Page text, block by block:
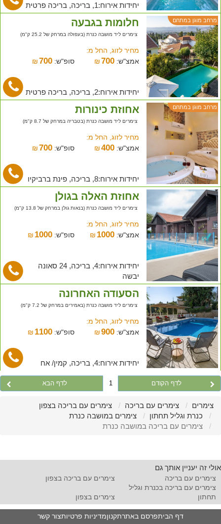
יחידות אירוח:1, בריכה, בריכה פרטית
מרחב מוגן במתחם חלומות בגבעה
צימרים ליד מושבה כנרת (בעפולה במרחק של 25.2 ק"מ)
מחיר לזוג, החל מ:
אמצ"ש:
₪700 סופ"ש: ₪ 700
יחידות אירוח:2, בריכה, בריכה פרטית
מרחב מוגן במתחם אחוזת כינורות
צימרים ליד מושבה כנרת (בטבריה במרחק של 8.7 ק"מ)
מחיר לזוג, החל מ:
אמצ"ש:
₪400 סופ"ש: ₪ 700
יחידות אירוח:8, בריכה, פינת ברביקיו
אחוזת האלה בגולן
צימרים ליד מושבה כנרת (בנאות גולן במרחק של 13.8 ק"מ)
מחיר לזוג, החל מ:
אמצ"ש:
₪ 1000 סופ"ש: ₪ 1000
יחידות אירוח:4, בריכה, 24 סאונה
יבשה
הסעודה האחרונה
צימרים ליד מושבה כנרת (באמירים במרחק של 7.2 ק"מ)
מחיר לזוג, החל מ:
אמצ"ש:
₪900 סופ"ש: ₪ 1100
יחידות אירוח:4, בריכה, קמין/ אח
לדף הקודם 1 לדף הבא
צימרים צימרים עם בריכה
צימרים עם בריכה בצפון
כנרת וגליל תחתון
צימרים במושבה כנרת
צימרים עם בריכה במושבה כנרת
אולי זה יעניין אותך גם
צימרים עם בריכה
צימרים עם בריכה בצפון
צימרים עם בריכה בכנרת וגליל
תחתון
צימרים בצפון
דף הביתפרסם באתרתקנוןמדיניות פרטיותצור קשר